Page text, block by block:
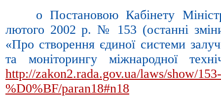
o Постановою Кабінету
лютого 2002 р. № 153 (останні
«Про створення єдиної системи
та моніторингу міжнародної
http://zakon2.rada.gov.ua/laws/show/
%D0%BF/paran18#n18